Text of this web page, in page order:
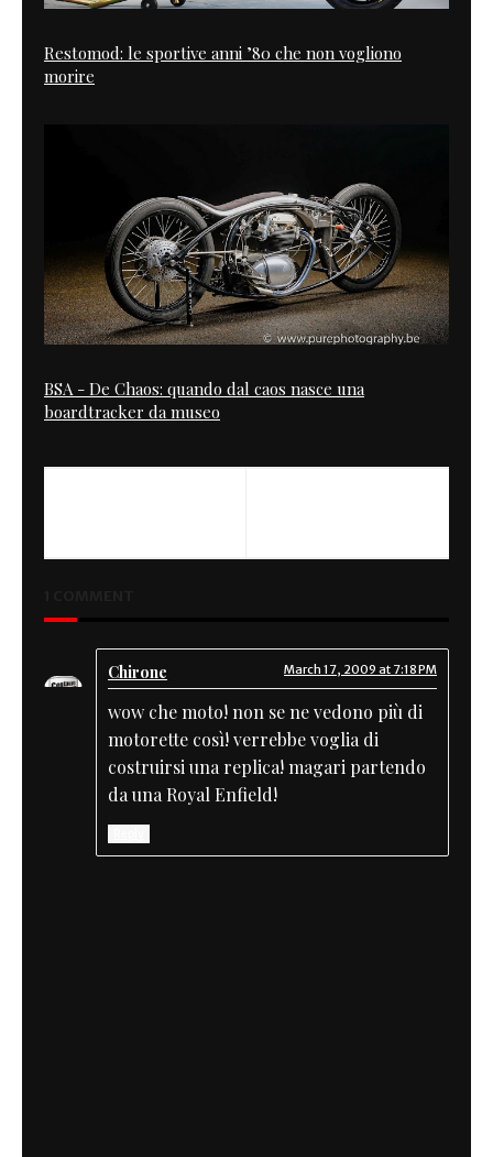
Restomod: le sportive anni ’80 che non vogliono
morire
BSA - De Chaos: quando dal caos nasce una
boardtracker da museo
Chirone March 17, 2009 at 7:18 PM
wow che moto! non se ne vedono più di
motorette così! verrebbe voglia di
costruirsi una replica! magari partendo
da una Royal Enfield!